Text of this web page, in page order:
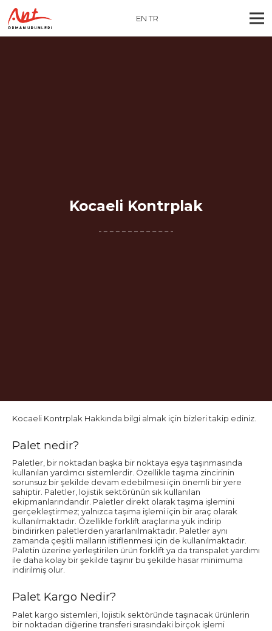
EN TR
Kocaeli Kontrplak
Kocaeli Kontrplak Hakkında bilgi almak için bizleri takip ediniz.
Palet nedir?
Paletler, bir noktadan başka bir noktaya eşya taşınmasında
kullanılan yardımcı sistemlerdir. Özellikle taşıma zincirinin
sorunsuz bir şekilde devam edebilmesi için önemli bir yere
sahiptir. Paletler, lojistik sektörünün sık kullanılan
ekipmanlarındandır. Paletler direkt olarak taşıma işlemini
gerçekleştirmez; yalnızca taşıma işlemi için bir araç olarak
kullanılmaktadır. Özellikle forklift araçlarına yük indirip
bindirirken paletlerden yararlanılmaktadır. Paletler aynı
zamanda çeşitli malların istiflenmesi için de kullanılmaktadır.
Paletin üzerine yerleştirilen ürün forklift ya da transpalet yardımı
ile daha kolay bir şekilde taşınır bu şekilde hasar minimuma
indirilmiş olur.
Palet Kargo Nedir?
Palet kargo sistemleri, lojistik sektöründe taşınacak ürünlerin
bir noktadan diğerine transferi sırasındaki birçok işlemi